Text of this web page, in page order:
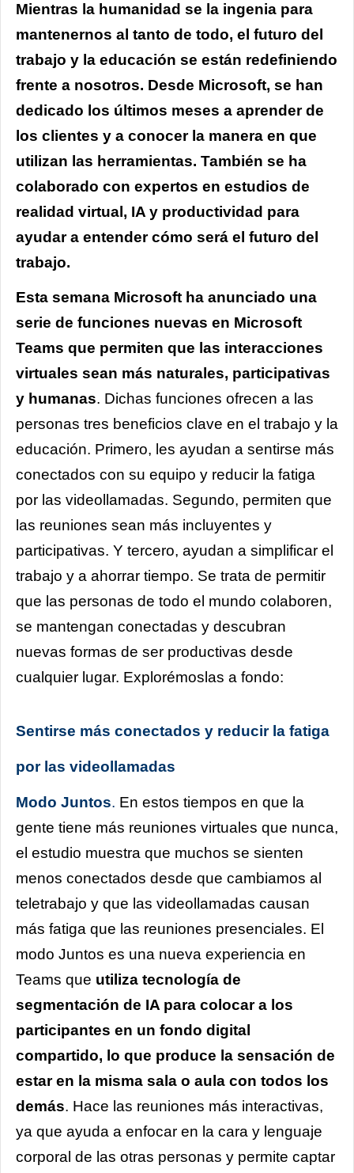
Mientras la humanidad se la ingenia para
mantenernos al tanto de todo, el futuro del
trabajo y la educación se están redefiniendo
frente a nosotros. Desde Microsoft, se han
dedicado los últimos meses a aprender de
los clientes y a conocer la manera en que
utilizan las herramientas. También se ha
colaborado con expertos en estudios de
realidad virtual, IA y productividad para
ayudar a entender cómo será el futuro del
trabajo.
Esta semana Microsoft ha anunciado una
serie de funciones nuevas en Microsoft
Teams que permiten que las interacciones
virtuales sean más naturales, participativas
y humanas. Dichas funciones ofrecen a las
personas tres beneficios clave en el trabajo y la
educación. Primero, les ayudan a sentirse más
conectados con su equipo y reducir la fatiga
por las videollamadas. Segundo, permiten que
las reuniones sean más incluyentes y
participativas. Y tercero, ayudan a simplificar el
trabajo y a ahorrar tiempo. Se trata de permitir
que las personas de todo el mundo colaboren,
se mantengan conectadas y descubran
nuevas formas de ser productivas desde
cualquier lugar. Explorémoslas a fondo:
Sentirse más conectados y reducir la fatiga
por las videollamadas
Modo Juntos. En estos tiempos en que la
gente tiene más reuniones virtuales que nunca,
el estudio muestra que muchos se sienten
menos conectados desde que cambiamos al
teletrabajo y que las videollamadas causan
más fatiga que las reuniones presenciales. El
modo Juntos es una nueva experiencia en
Teams que utiliza tecnología de
segmentación de IA para colocar a los
participantes en un fondo digital
compartido, lo que produce la sensación de
estar en la misma sala o aula con todos los
demás. Hace las reuniones más interactivas,
ya que ayuda a enfocar en la cara y lenguaje
corporal de las otras personas y permite captar